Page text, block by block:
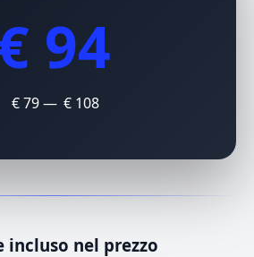
94
€ 79 — € 108
incluso nel prezzo